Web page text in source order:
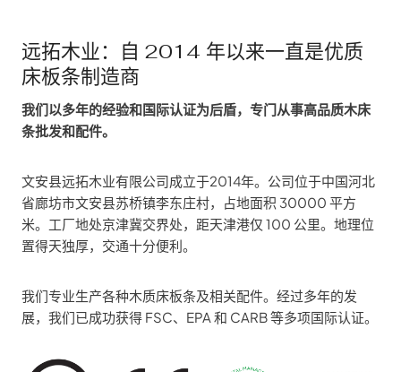
远拓木业：自 2014 年以来一直是优质
床板条制造商
我们以多年的经验和国际认证为后盾，专门从事高品质木床
条批发和配件。
文安县远拓木业有限公司成立于2014年。公司位于中国河北
省廊坊市文安县苏桥镇李东庄村，占地面积 30000 平方
米。工厂地处京津冀交界处，距天津港仅 100 公里。地理位
置得天独厚，交通十分便利。
我们专业生产各种木质床板条及相关配件。经过多年的发
展，我们已成功获得 FSC、EPA 和 CARB 等多项国际认证。